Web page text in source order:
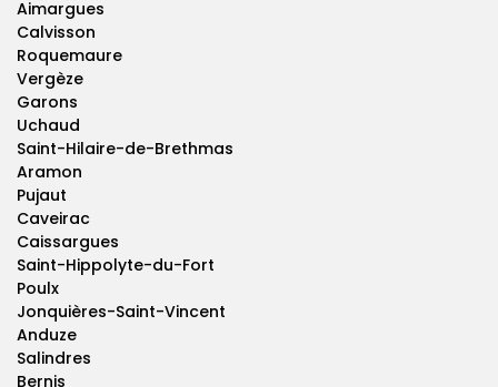
Aimargues
Calvisson
Roquemaure
Vergèze
Garons
Uchaud
Saint-Hilaire-de-Brethmas
Aramon
Pujaut
Caveirac
Caissargues
Saint-Hippolyte-du-Fort
Poulx
Jonquières-Saint-Vincent
Anduze
Salindres
Bernis